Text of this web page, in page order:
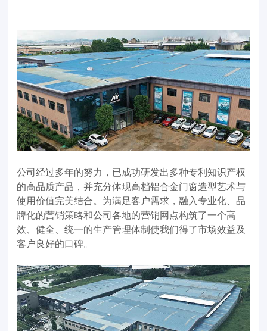
公司经过多年的努力，已成功研发出多种专利知识产权
的高品质产品，并充分体现高档铝合金门窗造型艺术与
使用价值完美结合。为满足客户需求，融入专业化、品
牌化的营销策略和公司各地的营销网点构筑了一个高
效、健全、统一的生产管理体制使我们得了市场效益及
客户良好的口碑。